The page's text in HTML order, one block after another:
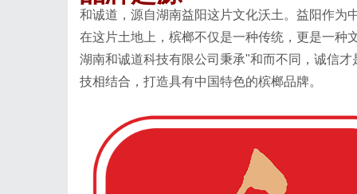
和诚道，源自湖南益阳这片文化沃土。益阳作为
在这片土地上，槟榔不仅是一种传统，更是一种
湖南和诚道科技有限公司秉承"和而不同，诚信
技相结合，打造具有中国特色的槟榔品牌。